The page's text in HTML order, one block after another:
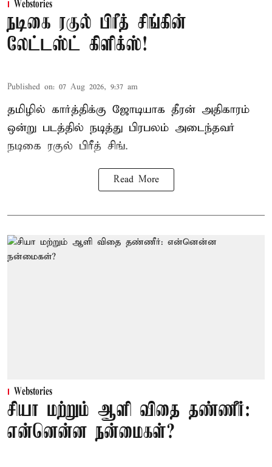
Webstories
நடிகை ரகுல் பிரீத் சிங்கின்
லேட்டஸ்ட் கிளிக்ஸ்!
Published on: 07 Aug 2026, 9:37 am
தமிழில் கார்த்திக்கு ஜோடியாக தீரன் அதிகாரம்
ஒன்று படத்தில் நடித்து பிரபலம் அடைந்தவர்
நடிகை ரகுல் பிரீத் சிங்.
Read More
Webstories
சியா மற்றும் ஆளி விதை தண்ணீர்:
என்னென்ன நன்மைகள்?